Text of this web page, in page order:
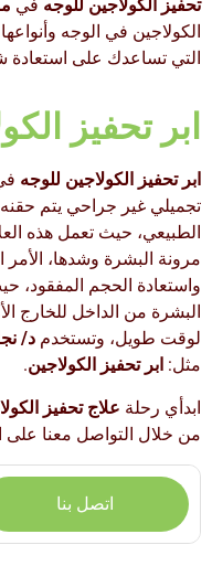
تحفيز الكولاجين للوجه في
الكولاجين في الوجه
التي تساعدك على استعادة
ابر تحفيز
ابر تحفيز الكولاجين للوجه
تجميلي غير جراحي يتم حقنه
الطبيعي، حيث تعمل هذه
مرونة البشرة وشدها،
واستعادة الحجم المفقود،
البشرة من الداخل للخارج
لوقت طويل، وتستخدم د/
مثل: ابر تحفيز الكولاجين.
ابدأي رحلة علاج تحفيز
من خلال التواصل معنا على
اتصل بنا